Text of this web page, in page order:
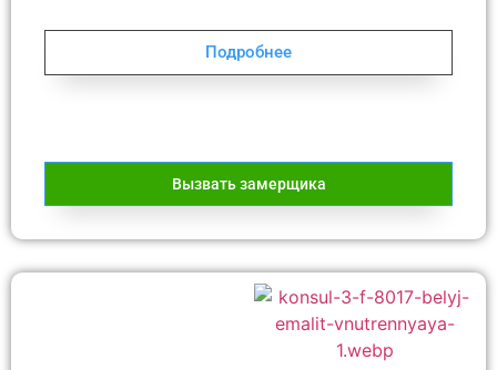
Подробнее
Вызвать замерщика